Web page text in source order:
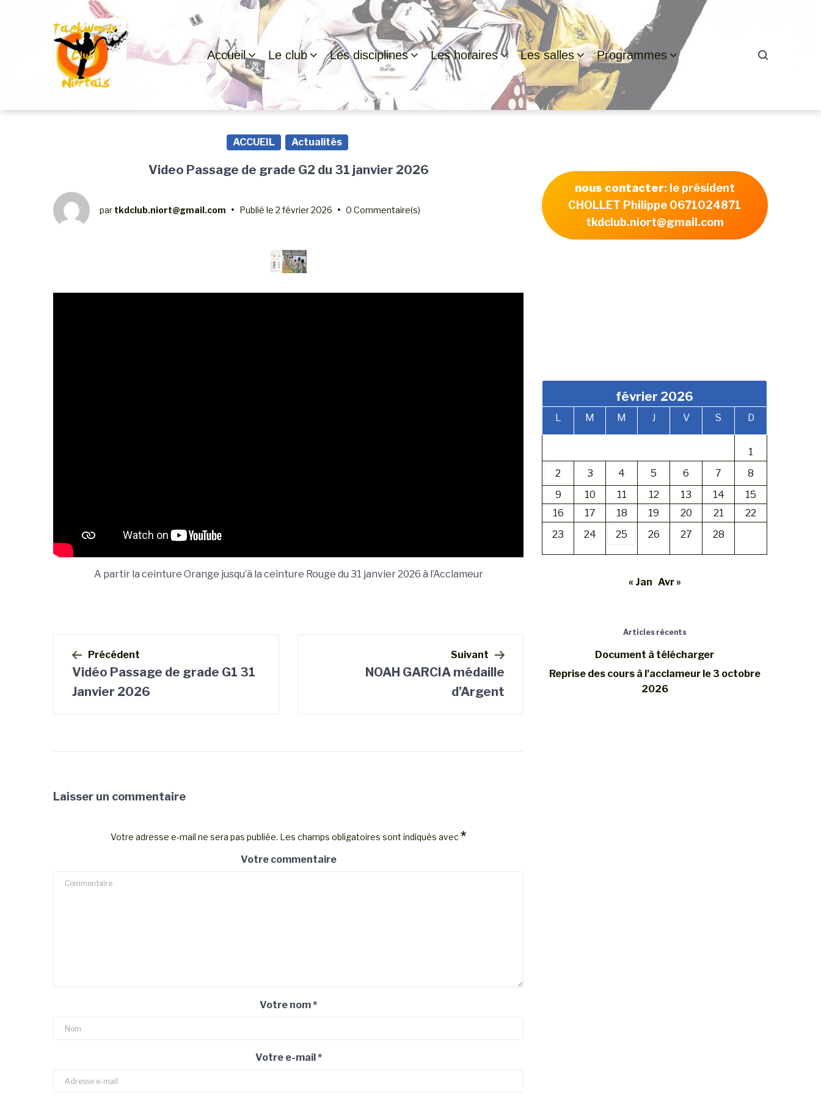
Accueil Le club Les disciplines Les horaires Les salles Programmes
ACCUEIL Actualités
Video Passage de grade G2 du 31 janvier 2026
par tkdclub.niort@gmail.com • Publié le 2 février 2026 • 0 Commentaire(s)
A partir la ceinture Orange jusqu’à la ceinture Rouge du 31 janvier 2026 à l’Acclameur
l’article
Précédent
Vidéo Passage de grade G1 31
Janvier 2026
Suivant
NOAH GARCIA médaille
d’Argent
Laisser un commentaire
Votre adresse e-mail ne sera pas publiée. Les champs obligatoires sont indiqués avec*
Votre commentaire
Votre nom*
Votre e-mail*
nous contacter: le président
CHOLLET Philippe 0671024871
tkdclub.niort@gmail.com
février 2026
L M M J V S D
1
2
3 4 5 6 7
8
9
10 11 12 13 14
15
16
17 18 19 20 21
22
23
24 25 26 27 28
« Jan Avr »
Articles récents
Document à télécharger
Reprise des cours à l’acclameur le 3 octobre
2026